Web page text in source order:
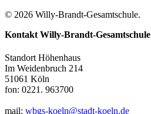
© 2026 Willy-Brandt-Gesamtschule.
Kontakt Willy-Brandt-Gesamtschule
Standort Höhenhaus
Im Weidenbruch 214
51061 Köln
fon: 0221. 963700
mail: wbgs-koeln@stadt-koeln.de